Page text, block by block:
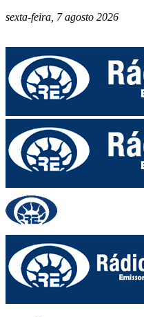
sexta-feira, 7 agosto 2026